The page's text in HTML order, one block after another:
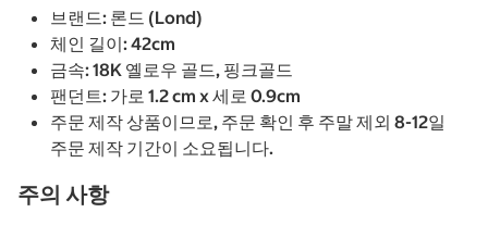
브랜드: 론드 (Lond)
체인 길이: 42cm
금속: 18K 옐로우 골드, 핑크골드
팬던트: 가로 1.2 cm x 세로 0.9cm
주문 제작 상품이므로, 주문 확인 후 주말 제외 8-12일
주문 제작 기간이 소요됩니다.
주의 사항